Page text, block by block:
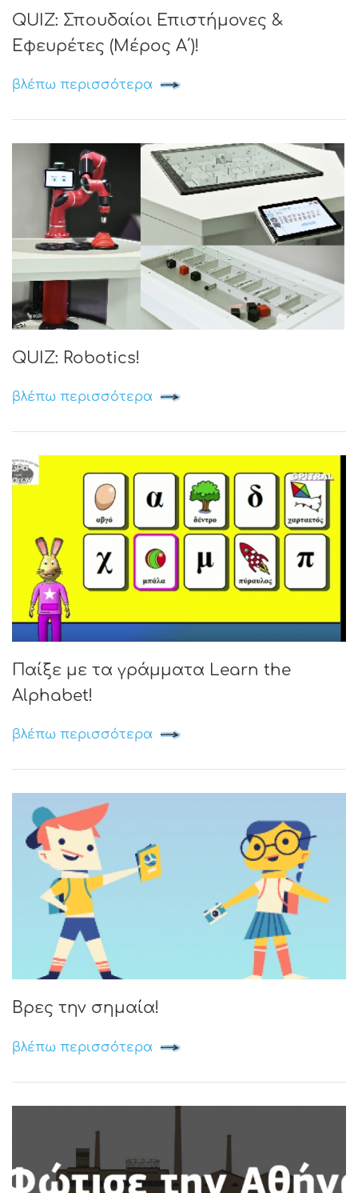
QUIZ: Σπουδαίοι Επιστήμονες &
Εφευρέτες (Μέρος Α΄)!
βλέπω περισσότερα
QUIZ: Robotics!
βλέπω περισσότερα
Παίξε με τα γράμματα Learn the
Alphabet!
βλέπω περισσότερα
Βρες την σημαία!
βλέπω περισσότερα